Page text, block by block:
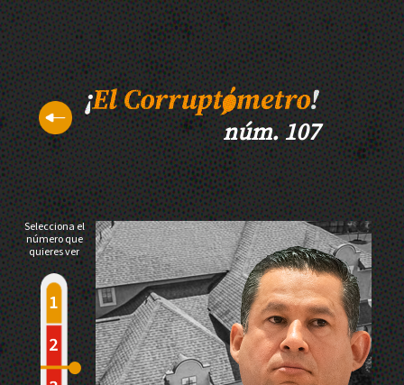
núm. 107
Selecciona el
número que
quieres ver